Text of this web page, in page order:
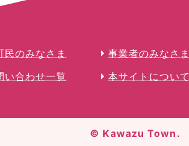
民のみなさま 事業者のみなさま
い合わせ一覧
本サイトについて
© Kawazu Town.